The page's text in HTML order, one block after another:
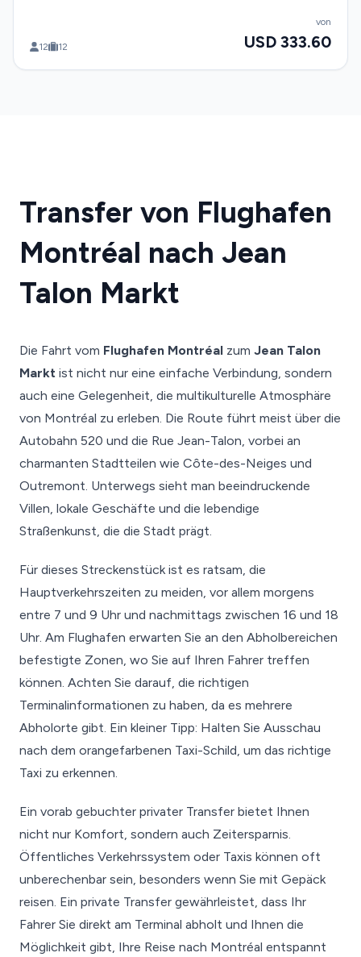
12 12
von
USD 333.60
Transfer von Flughafen
Montréal nach Jean
Talon Markt
Die Fahrt vom Flughafen Montréal zum Jean Talon
Markt ist nicht nur eine einfache Verbindung, sondern
auch eine Gelegenheit, die multikulturelle Atmosphäre
von Montréal zu erleben. Die Route führt meist über die
Autobahn 520 und die Rue Jean-Talon, vorbei an
charmanten Stadtteilen wie Côte-des-Neiges und
Outremont. Unterwegs sieht man beeindruckende
Villen, lokale Geschäfte und die lebendige
Straßenkunst, die die Stadt prägt.
Für dieses Streckenstück ist es ratsam, die
Hauptverkehrszeiten zu meiden, vor allem morgens
entre 7 und 9 Uhr und nachmittags zwischen 16 und 18
Uhr. Am Flughafen erwarten Sie an den Abholbereichen
befestigte Zonen, wo Sie auf Ihren Fahrer treffen
können. Achten Sie darauf, die richtigen
Terminalinformationen zu haben, da es mehrere
Abholorte gibt. Ein kleiner Tipp: Halten Sie Ausschau
nach dem orangefarbenen Taxi-Schild, um das richtige
Taxi zu erkennen.
Ein vorab gebuchter privater Transfer bietet Ihnen
nicht nur Komfort, sondern auch Zeitersparnis.
Öffentliches Verkehrssystem oder Taxis können oft
unberechenbar sein, besonders wenn Sie mit Gepäck
reisen. Ein private Transfer gewährleistet, dass Ihr
Fahrer Sie direkt am Terminal abholt und Ihnen die
Möglichkeit gibt, Ihre Reise nach Montréal entspannt